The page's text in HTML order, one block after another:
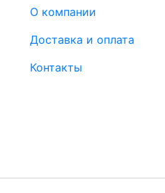
О компании
Доставка и оплата
Контакты